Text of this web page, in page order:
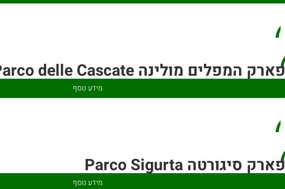
פארק המפלים מולינה Parco delle Cascate
מידע נוסף
פארק סיגורטה Parco Sigurta
מידע נוסף